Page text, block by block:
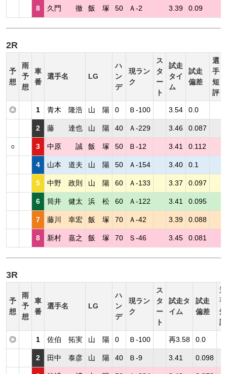
8 久門 徹 飯 塚 50 Ａ-2 3.39 0.09
2R
予
想
雨
予
想
車
番
選手名 LG
ハ
ン
デ
現ラン
ク
ス
タ
ー
ト
試走
タイ
ム
試走
偏差
選
手
短
評
◎ 1 青木 隆浩 山 陽 0 Ｂ-100 3.54 0.0
2 藤 達也 山 陽 40 Ａ-229 3.46 0.087
○ 3 中原 誠 飯 塚 50 Ｂ-12 3.41 0.112
4 山本 道夫 山 陽 50 Ａ-154 3.40 0.1
5 中野 政則 山 陽 60 Ａ-133 3.37 0.097
6 筒井 健太 浜 松 60 Ａ-122 3.41 0.095
7 藤川 幸宏 飯 塚 70 Ａ-42 3.39 0.088
8 新村 嘉之 飯 塚 70 Ｓ-46 3.45 0.081
3R
予
想
雨
予
想
車
番
選手名 LG
ハ
ン
デ
現ラン
ク
ス
タ
ー
ト
試走タ
イム
試走
偏差
選
手
短
評
◎ 1 佐伯 拓実 山 陽 0 Ｂ-100 再3.58 0.0
2 田中 泰彦 山 陽 40 Ｂ-9 3.41 0.098